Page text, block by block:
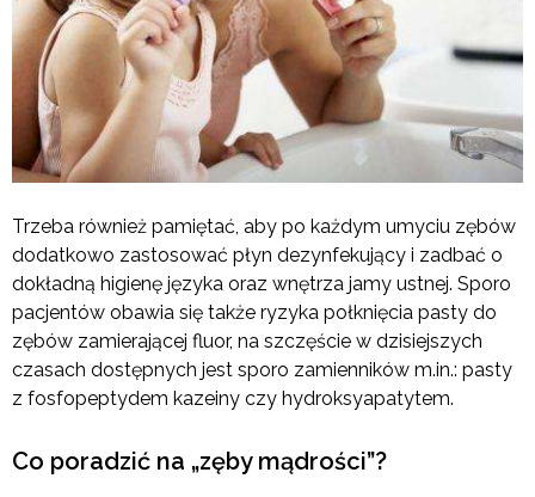
Trzeba również pamiętać, aby po każdym umyciu zębów
dodatkowo zastosować płyn dezynfekujący i zadbać o
dokładną higienę języka oraz wnętrza jamy ustnej. Sporo
pacjentów obawia się także ryzyka połknięcia pasty do
zębów zamierającej fluor, na szczęście w dzisiejszych
czasach dostępnych jest sporo zamienników m.in.: pasty
z fosfopeptydem kazeiny czy hydroksyapatytem.
Co poradzić na „zęby mądrości”?